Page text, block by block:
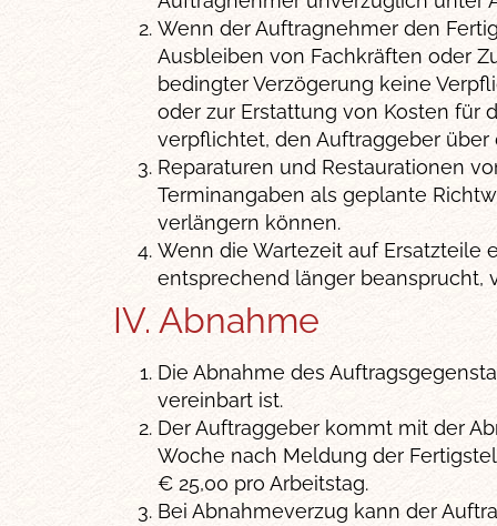
Wenn der Auftragnehmer den
Ausbleiben von Fachkräften oder
bedingter Verzögerung keine
oder zur Erstattung von Kosten für
verpflichtet, den Auftraggeber
Reparaturen und Restaurationen
Terminangaben als geplante
verlängern können.
Wenn die Wartezeit auf Ersatzteile
entsprechend länger beansprucht,
IV. Abnahme
Die Abnahme des
vereinbart ist.
Der Auftraggeber kommt mit der
Woche nach Meldung der
€ 25,00 pro Arbeitstag.
Bei Abnahmeverzug kann der